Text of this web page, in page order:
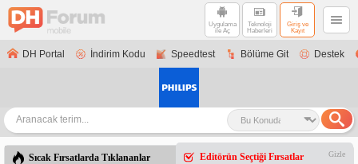
Uygulama
ile Aç
Teknoloji
Haberleri
Giriş ve
Kayıt
DH Portal İndirim Kodu Speedtest Bölüme Git Destek
Sıcak Fırsatlarda Tıklananlar Editörün Seçtiği Fırsatlar Gizle